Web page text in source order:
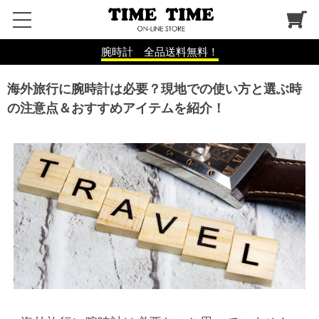
腕時計 全品送料無料！
海外旅行に腕時計は必要？現地での使い方と選ぶ時
の注意点＆おすすめアイテムを紹介！